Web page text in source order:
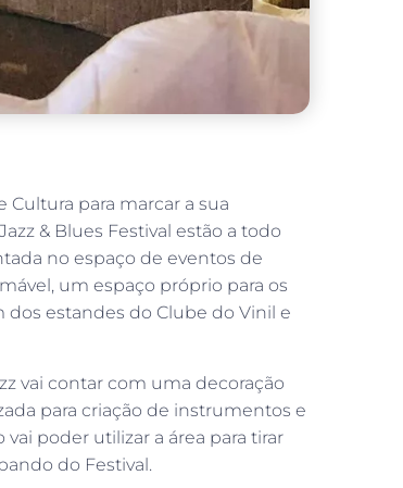
Cultura para marcar a sua
& Blues Festival estão a todo
no espaço de eventos de
um espaço próprio para os
dos estandes do Clube do Vinil e
vai contar com uma decoração
para criação de instrumentos e
poder utilizar a área para tirar
do Festival.